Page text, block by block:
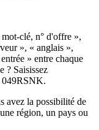
clé, n° d'offre »,
», « anglais »,
» entre chaque
? Saisissez
049RSNK.
avez la possibilité de
région, un pays ou